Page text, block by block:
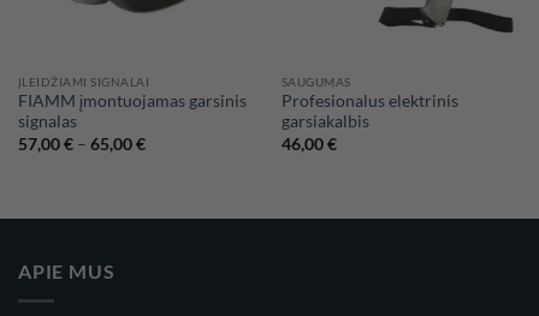
ĮLEIDŽIAMI SIGNALAI
FIAMM įmontuojamas garsinis
signalas
57,00€ – 65,00€Price
SAUGUMAS
Profesionalus elektrinis
garsiakalbis
46,00€
APIE MUS